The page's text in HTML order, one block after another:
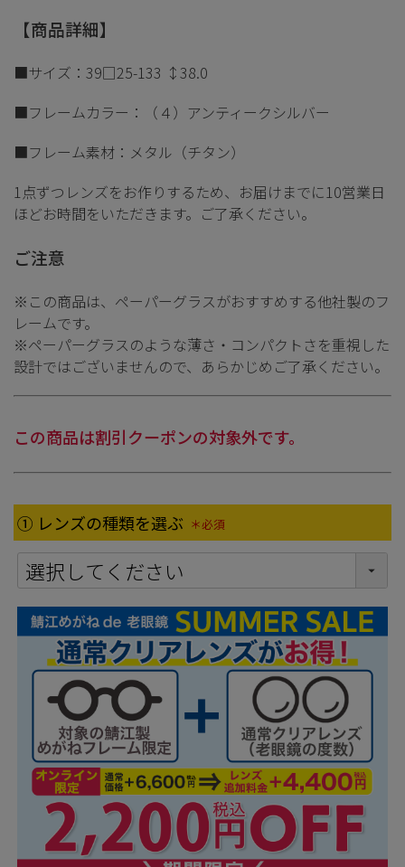
【商品詳細】
■サイズ：39□25-133 ↕38.0
■フレームカラー：（４）アンティークシルバー
■フレーム素材：メタル（チタン）
1点ずつレンズをお作りするため、お届けまでに10営業日
ほどお時間をいただきます。ご了承ください。
ご注意
※この商品は、ペーパーグラスがおすすめする他社製のフ
レームです。
※ペーパーグラスのような薄さ・コンパクトさを重視した
設計ではございませんので、あらかじめご了承ください。
この商品は割引クーポンの対象外です。
① レンズの種類を選ぶ
(必須)